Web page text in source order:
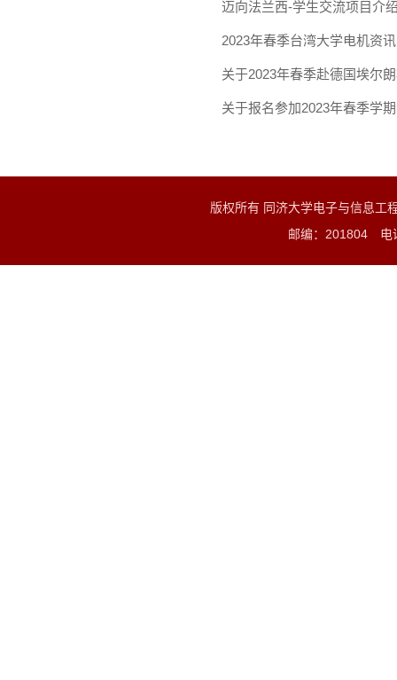
迈向法兰西-学生交流项目介
2023年春季台湾大学电机资
关于2023年春季赴德国埃尔
关于报名参加2023年春季学
版权所有 同济大学电子与信息
邮编：201804